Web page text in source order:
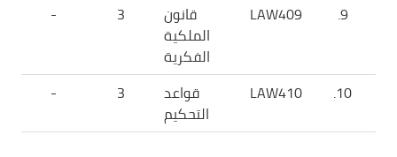
9.
LAW409
قانون
الملكية
الفكرية
3
-
10.
LAW410
قواعد
التحكيم
3
-